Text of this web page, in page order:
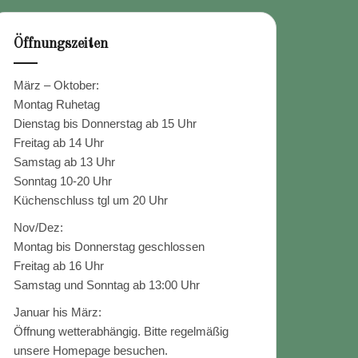
Öffnungszeiten
März – Oktober:
Montag Ruhetag
Dienstag bis Donnerstag ab 15 Uhr
Freitag ab 14 Uhr
Samstag ab 13 Uhr
Sonntag 10-20 Uhr
Küchenschluss tgl um 20 Uhr
Nov/Dez:
Montag bis Donnerstag geschlossen
Freitag ab 16 Uhr
Samstag und Sonntag ab 13:00 Uhr
Januar his März:
Öffnung wetterabhängig. Bitte regelmäßig
unsere Homepage besuchen.